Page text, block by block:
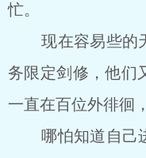
忙。
现在容易些的天
务限定剑修，他们
一直在百位外徘徊
哪怕知道自己进